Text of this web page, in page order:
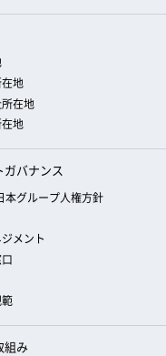
地
在地
地
ガバナンス
本グループ人権方針
メント
組み